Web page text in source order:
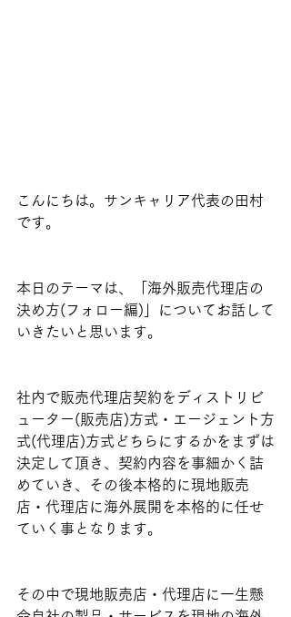
こんにちは。サンキャリア代表の田村
です。
本日のテーマは、「海外販売代理店の
決め方(フォロー編)」についてお話して
いきたいと思います。
社内で販売代理店契約をディストリビ
ューター(販売店)方式・エージェント方
式(代理店)方式どちらにするかをまずは
決定して頂き、契約内容を事細かく詰
めていき、その後本格的に現地販売
店・代理店に海外展開を本格的に任せ
ていく事となります。
その中で現地販売店・代理店に一生懸